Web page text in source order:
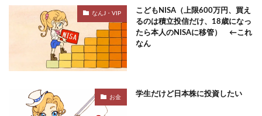
なんJ・VIP
こどもNISA（上限600万円、買え
るのは積立投信だけ、18歳になっ
たら本人のNISAに移管） ←これ
なん
お金 学生だけど日本株に投資したい